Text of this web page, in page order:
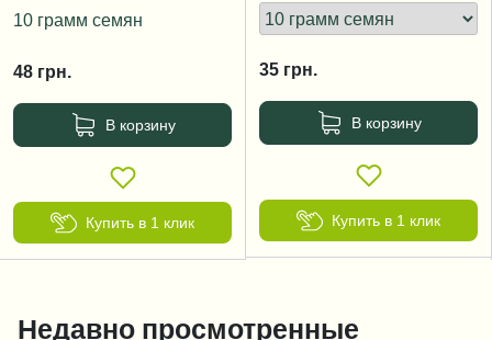
10 грамм семян
48 грн.
В корзину
Купить в 1 клик
35 грн.
В корзину
Купить в 1 клик
Недавно просмотренные